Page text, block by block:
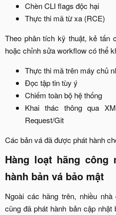
Chèn CLI flags độc hại​
Thực thi mã từ xa (RCE)​
Theo phân tích kỹ thuật, kẻ tấn
hoặc chỉnh sửa workflow có thể
Thực thi mã trên máy chủ
Đọc tập tin tùy ý​
Chiếm toàn bộ hệ thống​
Khai thác thông qua
Request/Git​
Các bản vá đã được phát hành
Hàng loạt hãng công
hành bản vá bảo mật​
Ngoài các hãng trên, nhiều
cũng đã phát hành bản cập